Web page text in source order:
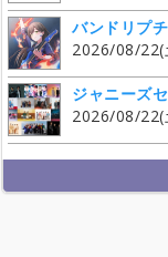
バンドリプ
2026/08/22(
ジャニーズ
2026/08/22(